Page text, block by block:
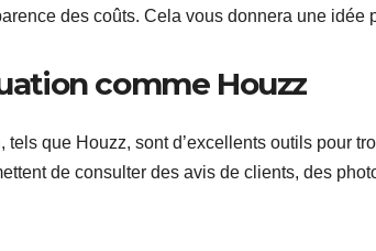
des coûts. Cela vous donnera une idée
comme Houzz
tels que Houzz, sont d’excellents outils pour
de consulter des avis de clients, des